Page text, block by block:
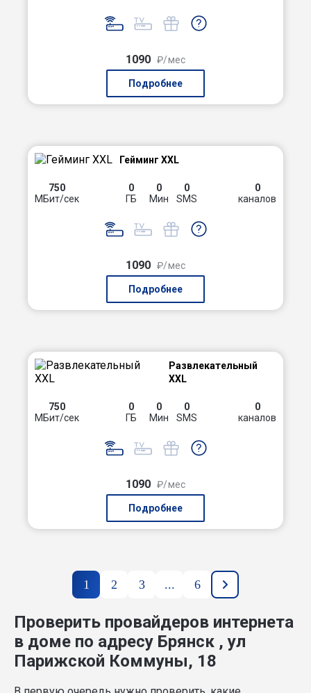
1090 ₽/мес
Подробнее
Гейминг XXL
750
МБит/сек
0
ГБ
0
Мин
0
SMS
0
каналов
1090 ₽/мес
Подробнее
Развлекательный
XXL
750
МБит/сек
0
ГБ
0
Мин
0
SMS
0
каналов
1090 ₽/мес
Подробнее
1 2 3 ... 6
Проверить провайдеров интернета
в доме по адресу Брянск , ул
Парижской Коммуны, 18